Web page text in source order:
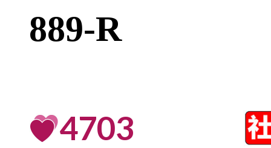
889-R
4703